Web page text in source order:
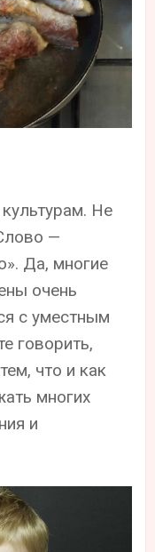
Не
—
Да, многие
очень
с уместным
говорить,
что и как
многих
и